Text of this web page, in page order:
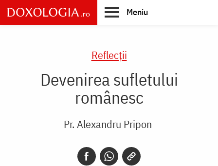
Skip
to
main
Meniu
Reflecții
Devenirea sufletului
românesc
Pr. Alexandru Pripon